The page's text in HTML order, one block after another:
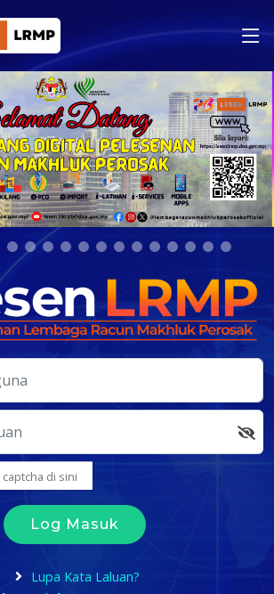
Log Masuk
Lupa Kata Laluan?